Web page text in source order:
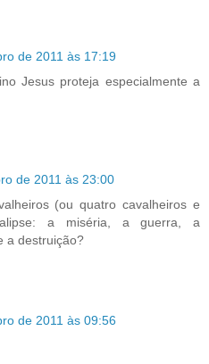
de 2011 às 17:19
Jesus proteja especialmente a
de 2011 às 23:00
(ou quatro cavalheiros e
a miséria, a guerra, a
a destruição?
de 2011 às 09:56